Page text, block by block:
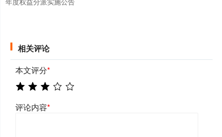
相关评论
本文评分*
评论内容*